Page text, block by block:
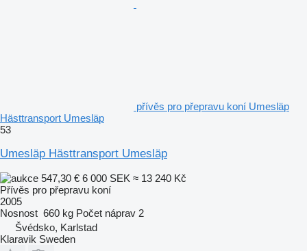
přívěs pro přepravu koní Umesläp
Hästtransport Umesläp
53
Umesläp Hästtransport Umesläp
547,30 € 6 000 SEK ≈ 13 240 Kč
Přívěs pro přepravu koní
2005
Nosnost 660 kg Počet náprav 2
Švédsko, Karlstad
Klaravik Sweden